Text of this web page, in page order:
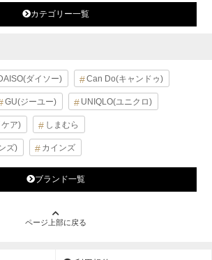
カテゴリー一覧
ダイソー) Can Do(キャンドゥ)
GU(ジーユー) UNIQLO(ユニクロ)
ケア) しまむら
ズ) カインズ
ブランド一覧
ページ上部に戻る